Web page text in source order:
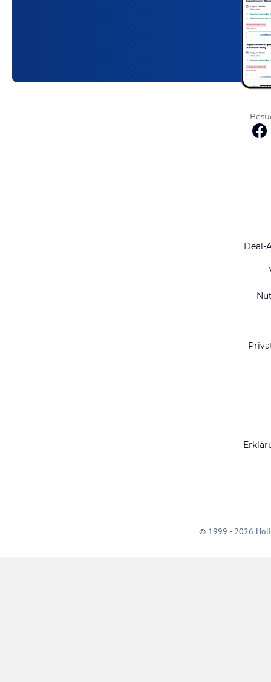
Deal-
© 1999 - 2026